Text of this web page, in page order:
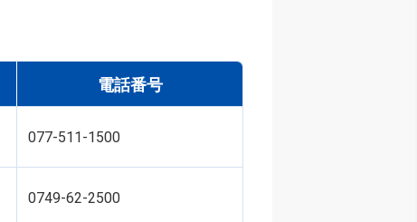
電話番号
077-511-1500
0749-62-2500